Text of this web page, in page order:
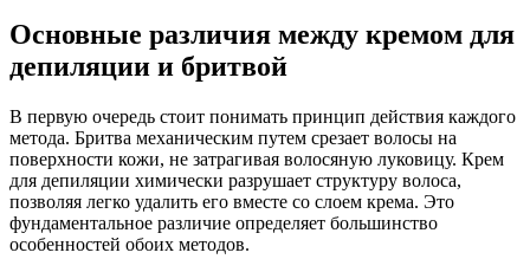
Основные различия между кремом для
депиляции и бритвой
В первую очередь стоит понимать принцип действия каждого
метода. Бритва механическим путем срезает волосы на
поверхности кожи, не затрагивая волосяную луковицу. Крем
для депиляции химически разрушает структуру волоса,
позволяя легко удалить его вместе со слоем крема. Это
фундаментальное различие определяет большинство
особенностей обоих методов.